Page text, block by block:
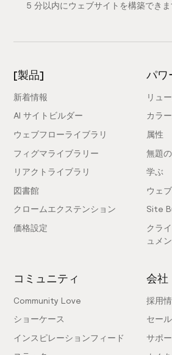
5 分以内にウェブサイトを構築できま
[製品]
新着情報
AI サイトビルダー
ウェブフローライブラリ
フィグマライブラリー
リアクトライブラリ
図書館
クロームエクステンション
価格設定
パワ
リュ
カラ
属性
無題
学ぶ
ウェ
Site
クラ
ュメ
コミュニティ
Community Love
ショーケース
インスピレーションフィード
会社
採用
セー
サポ